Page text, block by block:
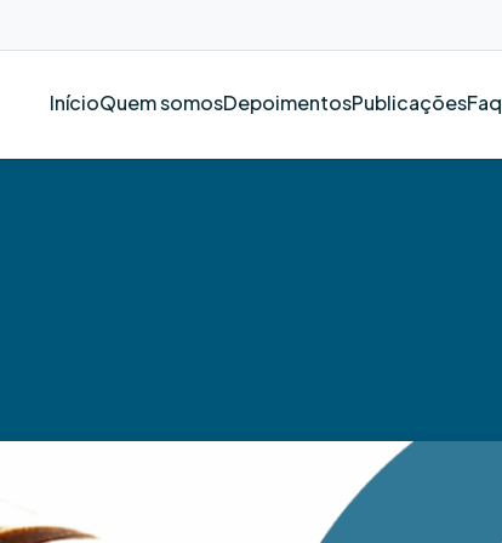
InícioQuem somosDepoimentosPublicaçõesFaq